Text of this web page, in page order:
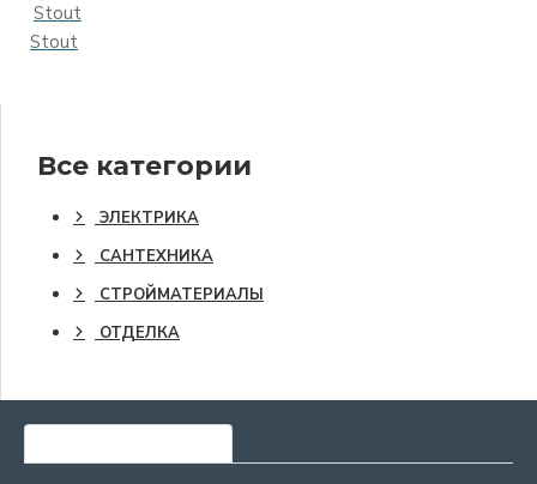
Stout
Stout
Все категории
ЭЛЕКТРИКА
САНТЕХНИКА
СТРОЙМАТЕРИАЛЫ
ОТДЕЛКА